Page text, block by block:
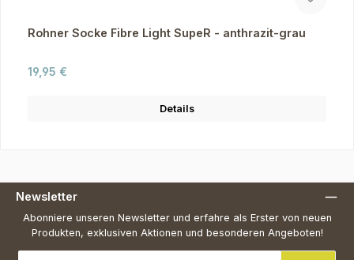
Rohner Socke Fibre Light SupeR - anthrazit-grau
Regulärer Preis:
19,95 €
Details
Newsletter
Abonniere unseren Newsletter und erfahre als Erster von neuen
Produkten, exklusiven Aktionen und besonderen Angeboten!